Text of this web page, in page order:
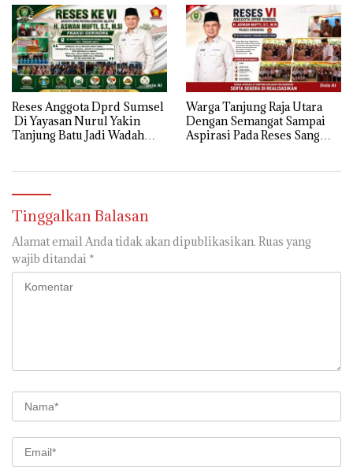
banjir jika musim hujan
Reses Anggota Dprd Sumsel
Di Yayasan Nurul Yakin
Tanjung Batu Jadi Wadah
Warga Tanjung Raja Utara
Dengan Semangat Sampai
Aspirasi Pada Reses Sang
Tinggalkan Balasan
Alamat email Anda tidak akan dipublikasikan. Ruas yang
wajib ditandai *